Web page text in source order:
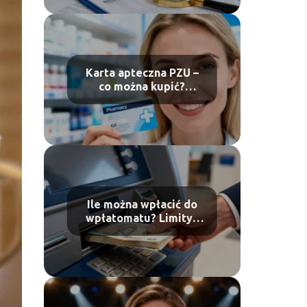
Karta apteczna PZU –
co można kupić?
Poradnik dla pacjenta
Ile można wpłacić do
wpłatomatu? Limity i
zasady wpłat